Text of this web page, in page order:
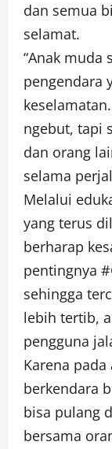
dan semua
selamat.
“Anak muda
pengendara
ngebut, tapi
dan orang
selama
Melalui
yang terus
berharap
pentingnya
sehingga
lebih tertib,
pengguna
Karena
berkendara
bisa pulang
bersama